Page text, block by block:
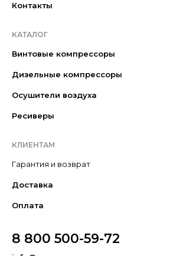
Контакты
КАТАЛОГ
Винтовые компрессоры
Дизельные компрессоры
Осушители воздуха
Ресиверы
КЛИЕНТАМ
Гарантия и возврат
Доставка
Оплата
8 800 500-59-72